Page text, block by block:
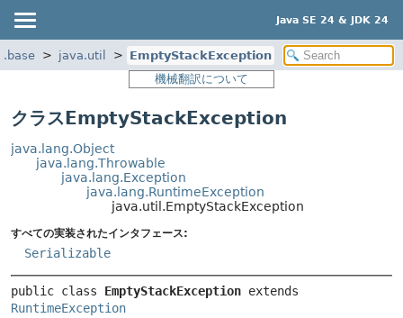
Java SE 24 & JDK 24
java.util
EmptyStackException
機械翻訳について
クラスEmptyStackException
java.lang.Object
java.lang.Throwable
java.lang.Exception
java.lang.RuntimeException
java.util.EmptyStackException
すべての実装されたインタフェース:
Serializable
public class EmptyStackException
RuntimeException